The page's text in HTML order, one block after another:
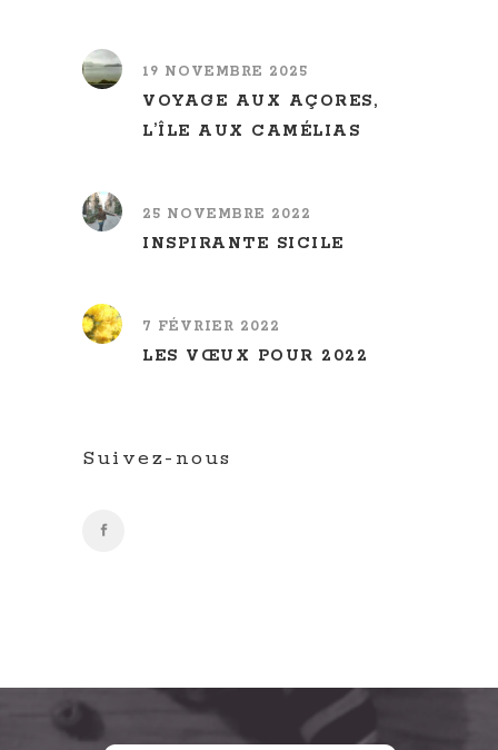
19 NOVEMBRE 2025
VOYAGE AUX AÇORES,
L’ÎLE AUX CAMÉLIAS
25 NOVEMBRE 2022
INSPIRANTE SICILE
7 FÉVRIER 2022
LES VŒUX POUR 2022
Suivez-nous